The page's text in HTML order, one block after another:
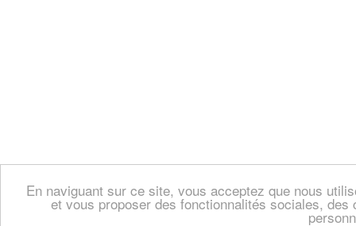
En naviguant sur ce site, vous acceptez que nous
et vous proposer des fonctionnalités sociales,